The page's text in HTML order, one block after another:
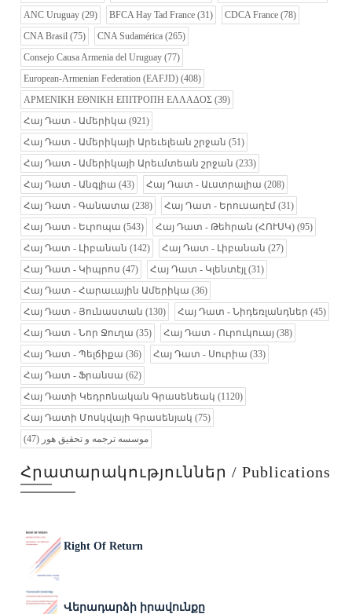
ANC Uruguay (29) BFCA Hay Tad France (31) CDCA France (78)
CNA Brasil (75) CNA Sudamérica (265)
Consejo Causa Armenia del Uruguay (77)
European-Armenian Federation (EAFJD) (408)
ΑΡΜΕΝΙΚΗ ΕΘΝΙΚΗ ΕΠΙΤΡΟΠΗ ΕΛΛΑΔΟΣ (39)
Հայ Դատ - Ամերիկա (921)
Հայ Դատ - Ամերիկայի Արեւելեան շրջան (51)
Հայ Դատ - Ամերիկայի Արեւմտեան շրջան (233)
Հայ Դատ - Անգլիա (43) Հայ Դատ - Աւստրալիա (208)
Հայ Դատ - Գանատա (238) Հայ Դատ - Երուսաղէմ (31)
Հայ Դատ - Եւրոպա (543) Հայ Դատ - Թեհրան (ՀՈՒՍԿ) (95)
Հայ Դատ - Լիբանան (142) Հայ Դատ - Լիբանան (27)
Հայ Դատ - Կիպրոս (47) Հայ Դատ - Կլենտէյլ (31)
Հայ Դատ - Հարաւային Ամերիկա (36)
Հայ Դատ - Յունաստան (130) Հայ Դատ - Նիդեռլանդներ (45)
Հայ Դատ - Նոր Ջուղա (35) Հայ Դատ - Ուրուկուայ (38)
Հայ Դատ - Պելճիքա (36) Հայ Դատ - Սուրիա (33)
Հայ Դատ - Ֆրանսա (62)
Հայ Դատի Կեդրոնական Գրասենեակ (1120)
Հայ Դատի Մոսկվայի Գրասենյակ (75)
موسسه ترجمه و تحقیق هور (47)
Հրատարակություններ / Publications
Right Of Return
Վերադարձի իրավունքը